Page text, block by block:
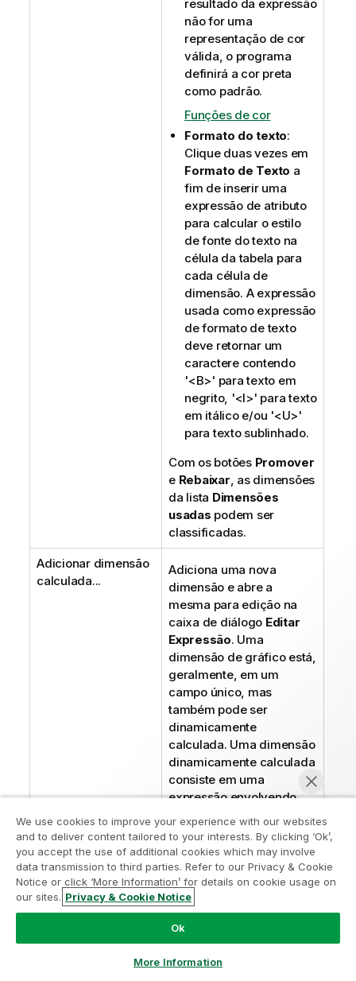
Bater papo agora
resultado da expressão
não for uma
representação de cor
válida, o programa
definirá a cor preta
como padrão.
Funções de cor
Formato do texto:
Clique duas vezes em
Formato de Texto a
fim de inserir uma
expressão de atributo
para calcular o estilo
de fonte do texto na
célula da tabela para
cada célula de
dimensão. A expressão
usada como expressão
de formato de texto
deve retornar um
caractere contendo
'<B>' para texto em
negrito, '<I>' para texto
em itálico e/ou '<U>'
para texto sublinhado.
Com os botões Promover
e Rebaixar, as dimensões
da lista Dimensões
usadas podem ser
classificadas.
Adicionar dimensão
calculada...
Adiciona uma nova
dimensão e abre a
mesma para edição na
caixa de diálogo Editar
Expressão. Uma
dimensão de gráfico está,
geralmente, em um
campo único, mas
também pode ser
dinamicamente
calculada. Uma dimensão
dinamicamente calculada
consiste em uma
expressão envolvendo
um ou mais campos.
Todas as funções-padrão
podem ser usadas. As
funções de agregação
não devem ser usadas,
mas a função Aggr pode
uma agregação aninhada.
Sintaxe da expressão
Participe do Programa de Modernização
do Analytics
Modernize sem comprometer seus valiosos aplicativos
QlikView com o Programa de Modernização do Analytics.
Clique aqui
ampquestions@qlik.com
We use cookies to improve your experience with our websites
and to deliver content tailored to your interests. By clicking ‘Ok’,
you accept the use of additional cookies which may involve
data transmission to third parties. Refer to our Privacy & Cookie
Notice or click ‘More Information’ for details on cookie usage on
our sites. Privacy & Cookie Notice
Ok
More Information